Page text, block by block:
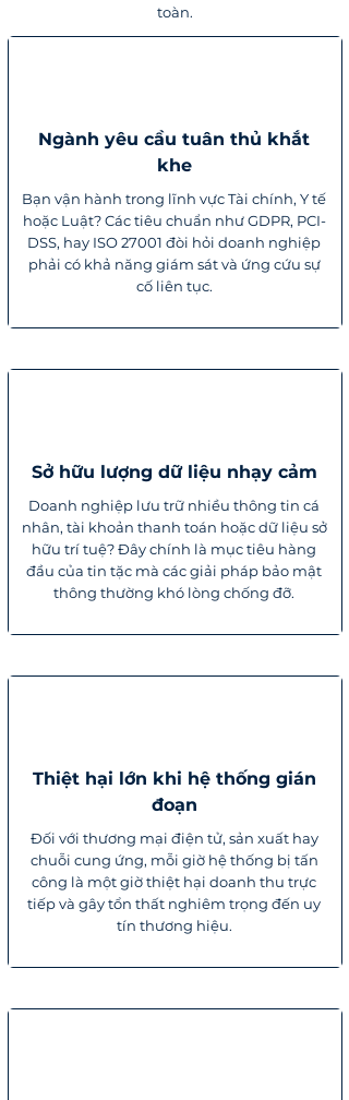
toàn.
Ngành yêu cầu tuân thủ khắt
khe
Bạn vận hành trong lĩnh vực Tài chính, Y tế
hoặc Luật? Các tiêu chuẩn như GDPR, PCI-
DSS, hay ISO 27001 đòi hỏi doanh nghiệp
phải có khả năng giám sát và ứng cứu sự
cố liên tục.
Sở hữu lượng dữ liệu nhạy cảm
Doanh nghiệp lưu trữ nhiều thông tin cá
nhân, tài khoản thanh toán hoặc dữ liệu sở
hữu trí tuệ? Đây chính là mục tiêu hàng
đầu của tin tặc mà các giải pháp bảo mật
thông thường khó lòng chống đỡ.
Thiệt hại lớn khi hệ thống gián
đoạn
Đối với thương mại điện tử, sản xuất hay
chuỗi cung ứng, mỗi giờ hệ thống bị tấn
công là một giờ thiệt hại doanh thu trực
tiếp và gây tổn thất nghiêm trọng đến uy
tín thương hiệu.